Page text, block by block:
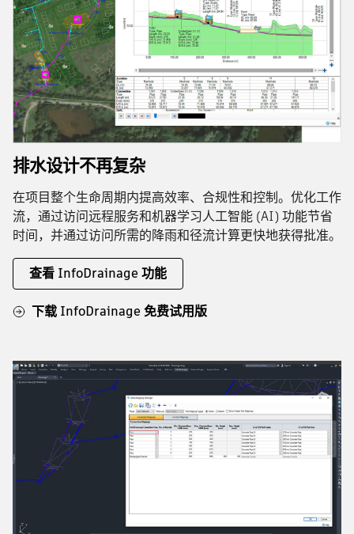
排水设计不再复杂
在项目整个生命周期内提高效率、合规性和控制。优化工作
流，通过访问远程服务和机器学习人工智能 (AI) 功能节省
时间，并通过访问所需的降雨和径流计算更快地获得批准。
查看 InfoDrainage 功能
下载 InfoDrainage 免费试用版